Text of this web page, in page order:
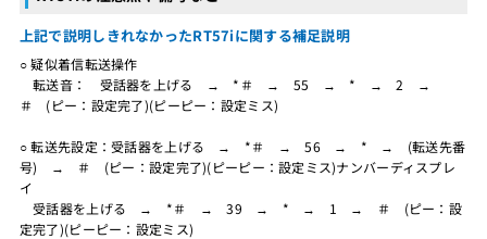
上記で説明しきれなかったRT57iに関する補足説明
○ 疑似着信転送操作
転送音： 受話器を上げる → *＃ → 55 → * → 2 →
＃ (ピー：設定完了)(ピーピー：設定ミス)
○ 転送先設定：受話器を上げる → *＃ → 56 → * → (転送先番
号) → ＃ (ピー：設定完了)(ピーピー：設定ミス)ナンバーディスプレ
イ
受話器を上げる → *＃ → 39 → * → 1 → ＃ (ピー：設
定完了)(ピーピー：設定ミス)